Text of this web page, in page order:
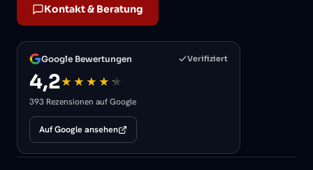
Kontakt & Beratung
Google Bewertungen Verifiziert
4,2
393 Rezensionen auf Google
Auf Google ansehen